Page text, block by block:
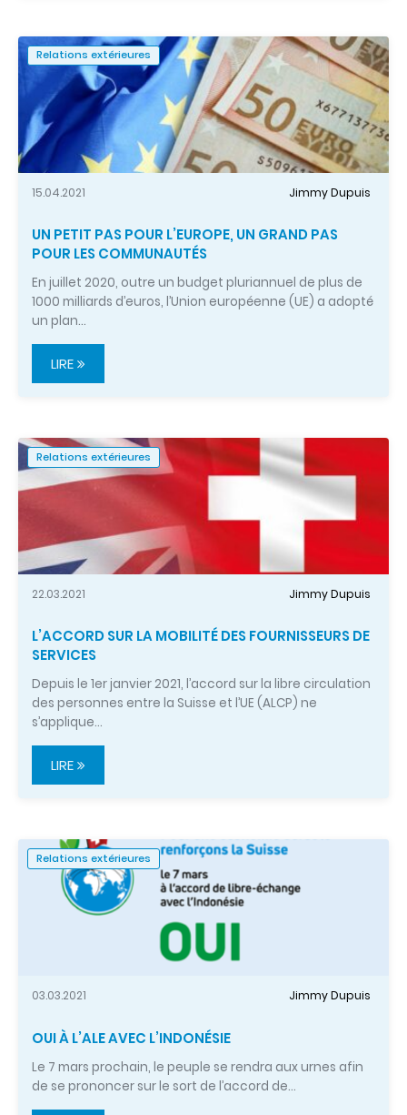
Relations extérieures
15.04.2021 Jimmy Dupuis
UN PETIT PAS POUR L’EUROPE, UN GRAND PAS
POUR LES COMMUNAUTÉS
En juillet 2020, outre un budget pluriannuel de plus de
1000 milliards d’euros, l’Union européenne (UE) a adopté
un plan…
LIRE
Relations extérieures
22.03.2021 Jimmy Dupuis
L’ACCORD SUR LA MOBILITÉ DES FOURNISSEURS DE
SERVICES
Depuis le 1er janvier 2021, l’accord sur la libre circulation
des personnes entre la Suisse et l’UE (ALCP) ne
s’applique…
LIRE
Relations extérieures
03.03.2021 Jimmy Dupuis
OUI À L’ALE AVEC L’INDONÉSIE
Le 7 mars prochain, le peuple se rendra aux urnes afin
de se prononcer sur le sort de l’accord de…